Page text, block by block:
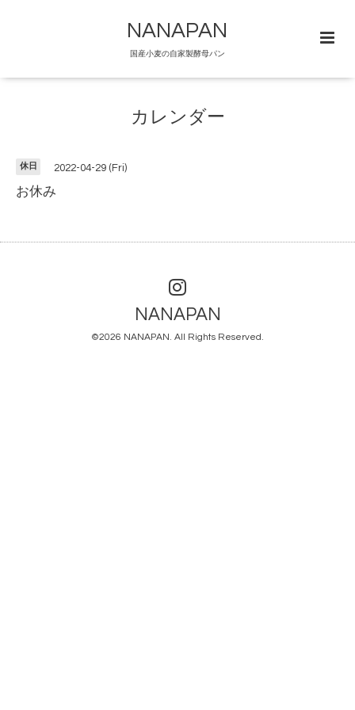
NANAPAN
国産小麦の自家製酵母パン
カレンダー
休日 2022-04-29 (Fri)
お休み
NANAPAN
©2026 NANAPAN. All Rights Reserved.